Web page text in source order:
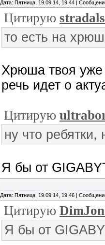
Дата: Пятница, 19.09.14, 19:44 |
Цитирую
то есть на
Хрюша твоя уже
речь идет о
Цитирую
ну что
Я бы от
Дата: Пятница, 19.09.14, 19:46 |
Цитирую
Я бы от